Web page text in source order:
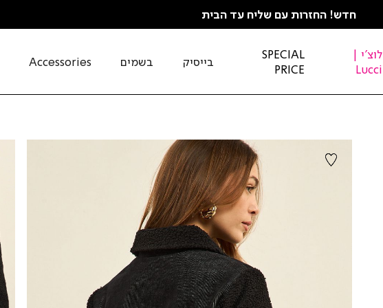
חדש! החזרות עם שליח עד הבית
לוצ'י |
Lucci
SPECIAL
PRICE
בייסיק בשמים Accessories